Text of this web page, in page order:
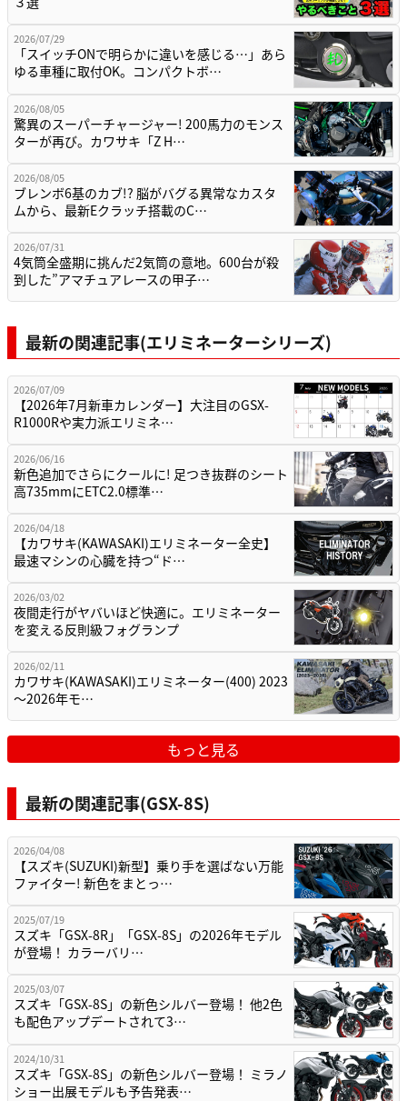
2026/07/29
「スイッチONで明らかに違いを感じる…」あら
ゆる車種に取付OK。コンパクトボ…
2026/08/05
驚異のスーパーチャージャー! 200馬力のモンス
ターが再び。カワサキ「Z H…
2026/08/05
ブレンボ6基のカブ!? 脳がバグる異常なカスタ
ムから、最新Eクラッチ搭載のC…
2026/07/31
4気筒全盛期に挑んだ2気筒の意地。600台が殺
到した”アマチュアレースの甲子…
最新の関連記事(エリミネーターシリーズ)
2026/07/09
【2026年7月新車カレンダー】大注目のGSX-
R1000Rや実力派エリミネ…
2026/06/16
新色追加でさらにクールに! 足つき抜群のシート
高735mmにETC2.0標準…
2026/04/18
【カワサキ(KAWASAKI)エリミネーター全史】
最速マシンの心臓を持つ“ド…
2026/03/02
夜間走行がヤバいほど快適に。エリミネーター
を変える反則級フォグランプ
2026/02/11
カワサキ(KAWASAKI)エリミネーター(400) 2023
～2026年モ…
もっと見る
最新の関連記事(GSX-8S)
2026/04/08
【スズキ(SUZUKI)新型】乗り手を選ばない万能
ファイター! 新色をまとっ…
2025/07/19
スズキ「GSX-8R」「GSX-8S」の2026年モデル
が登場！ カラーバリ…
2025/03/07
スズキ「GSX-8S」の新色シルバー登場！ 他2色
も配色アップデートされて3…
2024/10/31
スズキ「GSX-8S」の新色シルバー登場！ ミラノ
ショー出展モデルも予告発表…